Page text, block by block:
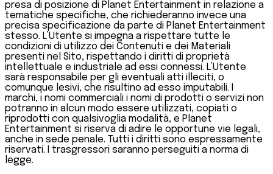
presa di posizione di Planet Entertainment in relazione a
tematiche specifiche, che richiederanno invece una
precisa specificazione da parte di Planet Entertainment
stesso. L’Utente si impegna a rispettare tutte le
condizioni di utilizzo dei Contenuti e dei Materiali
presenti nel Sito, rispettando i diritti di proprietà
intellettuale e industriale ad essi connessi. L’Utente
sarà responsabile per gli eventuali atti illeciti, o
comunque lesivi, che risultino ad esso imputabili. I
marchi, i nomi commerciali i nomi di prodotti o servizi non
potranno in alcun modo essere utilizzati, copiati o
riprodotti con qualsivoglia modalità, e Planet
Entertainment si riserva di adire le opportune vie legali,
anche in sede penale. Tutti i diritti sono espressamente
riservati. I trasgressori saranno perseguiti a norma di
legge.